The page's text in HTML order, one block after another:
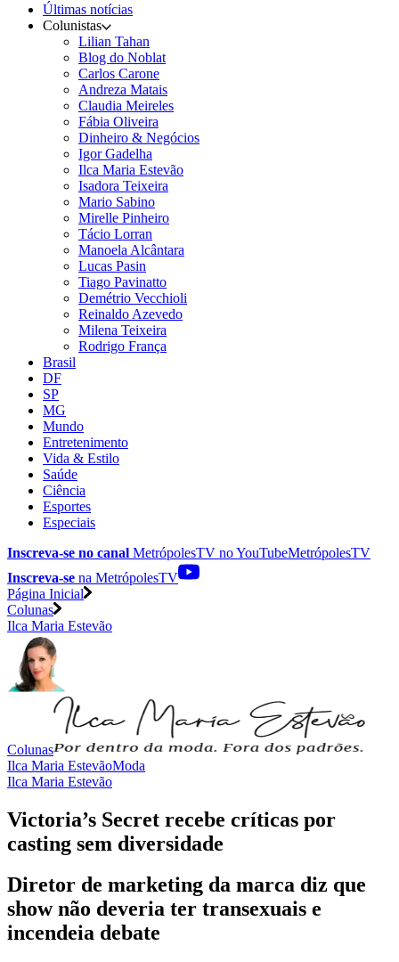
Últimas notícias
Colunistas
Lilian Tahan
Blog do Noblat
Carlos Carone
Andreza Matais
Claudia Meireles
Fábia Oliveira
Dinheiro & Negócios
Igor Gadelha
Ilca Maria Estevão
Isadora Teixeira
Mario Sabino
Mirelle Pinheiro
Tácio Lorran
Manoela Alcântara
Lucas Pasin
Tiago Pavinatto
Demétrio Vecchioli
Reinaldo Azevedo
Milena Teixeira
Rodrigo França
Brasil
DF
SP
MG
Mundo
Entretenimento
Vida & Estilo
Saúde
Ciência
Esportes
Especiais
Inscreva-se no canal MetrópolesTV noYouTubeMetrópolesTV
Inscreva-se na MetrópolesTV
Página Inicial
Colunas
Ilca Maria Estevão
Colunas
Ilca Maria EstevãoModa
Ilca Maria Estevão
Victoria’s Secret recebe críticas por
casting sem diversidade
Diretor de marketing da marca diz que
show não deveria ter transexuais e
incendeia debate